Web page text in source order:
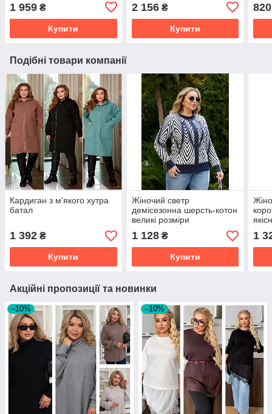
1 959 ₴
Купити
2 156₴
Купити
820
Подібні товари компанії
Кардиган з м'якого хутра
батал
1 392 ₴
Купити
Жіночий светр
демісезонна шерсть-котон
великі розміри
1 128₴
Купити
1
Акційні пропозиції та новинки
–10% –10%